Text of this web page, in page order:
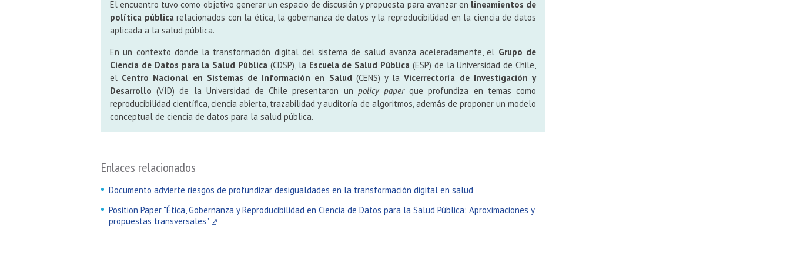
El encuentro tuvo como objetivo generar un espacio de discusión y propuesta para avanzar en lineamientos de
política pública relacionados con la ética, la gobernanza de datos y la reproducibilidad en la ciencia de datos
aplicada a la salud pública.
En un contexto donde la transformación digital del sistema de salud avanza aceleradamente, el Grupo de
Ciencia de Datos para la Salud Pública (CDSP), la Escuela de Salud Pública (ESP) de la Universidad de Chile,
el Centro Nacional en Sistemas de Información en Salud (CENS) y laVicerrectoría de Investigación y
Desarrollo (VID) de la Universidad de Chile presentaron un policy paperque profundiza en temas como
reproducibilidad científica, ciencia abierta, trazabilidad y auditoría de algoritmos, además de proponer un modelo
conceptual de ciencia de datos para la salud pública.
Enlaces relacionados
Documento advierte riesgos de profundizar desigualdades en la transformación digital en salud
Position Paper "Ética, Gobernanza y Reproducibilidad en Ciencia de Datos para la Salud Pública: Aproximaciones y
propuestas transversales"